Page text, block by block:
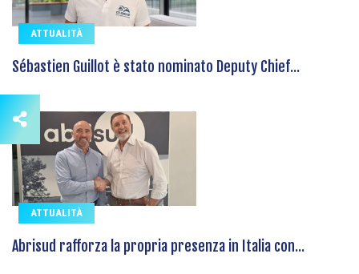
ATTUALITÀ
Sébastien Guillot è stato nominato Deputy Chief...
ATTUALITÀ
Abrisud rafforza la propria presenza in Italia con...